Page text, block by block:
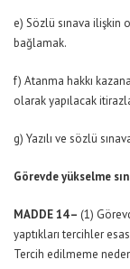
e) Sözlü sınava ilişkin
bağlamak.
f) Atanma hakkı
olarak yapılacak
g) Yazılı ve sözlü
Görevde yükselme
MADDE 14 – (1)
yaptıkları tercihler
Tercih edilmeme